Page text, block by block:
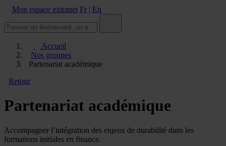
Mon espace extranet Fr | En
Accueil
Nos groupes
Partenariat académique
Retour
Partenariat académique
Accompagner l’intégration des enjeux de durabilité dans les
formations initiales en finance.